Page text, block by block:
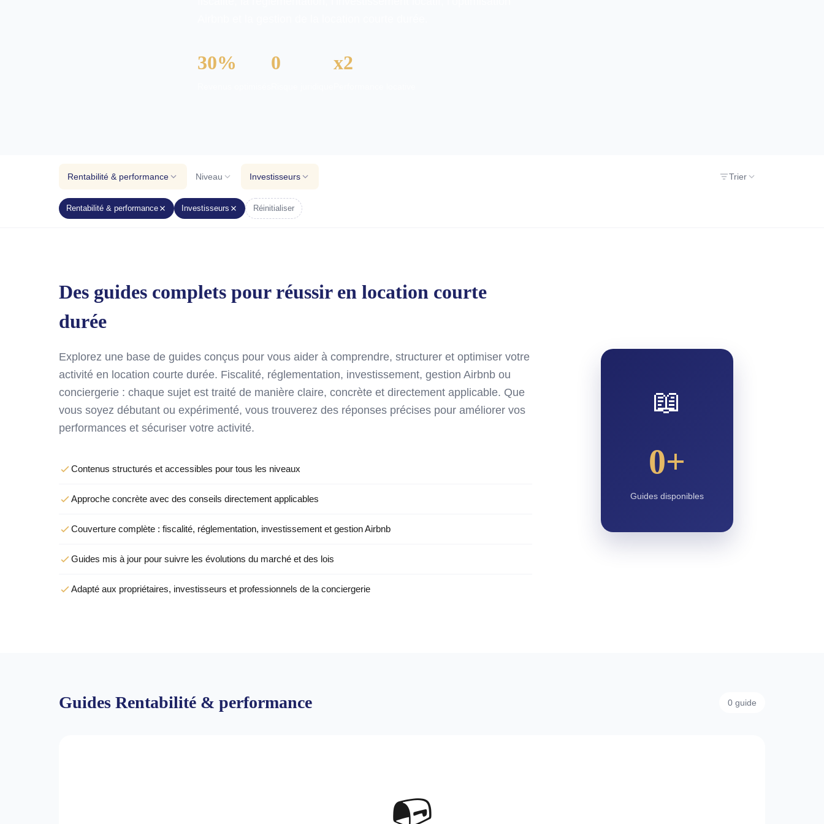
30% 0 x2
Rentabilité & performance Niveau Investisseurs Trier
Rentabilité & performance Investisseurs Réinitialiser
Des guides complets pour réussir en location courte
durée
Explorez une base de guides conçus pour vous aider à comprendre, structurer et optimiser votre
activité en location courte durée. Fiscalité, réglementation, investissement, gestion Airbnb ou
conciergerie : chaque sujet est traité de manière claire, concrète et directement applicable. Que
vous soyez débutant ou expérimenté, vous trouverez des réponses précises pour améliorer vos
performances et sécuriser votre activité.
Contenus structurés et accessibles pour tous les niveaux
Approche concrète avec des conseils directement applicables
Couverture complète : fiscalité, réglementation, investissement et gestion Airbnb
Guides mis à jour pour suivre les évolutions du marché et des lois
Adapté aux propriétaires, investisseurs et professionnels de la conciergerie
📖
0+
Guides disponibles
Guides Rentabilité & performance 0 guide